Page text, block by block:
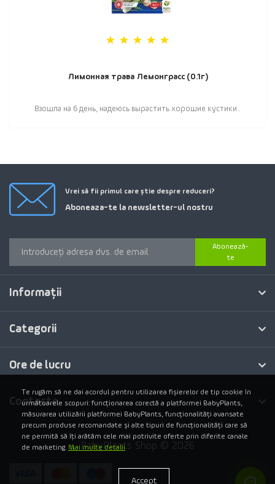
Лимонная трава Лемонграсс (0.1г)
Взошла на 6 день, надеюсь вырастить хорошие кустики..
Vrei să fii primul care știe despre reduceri?
Aboneaza-te la newsletter-ul nostru
Abonează-
te
Informaţii
Categorii
Ore de lucru
Contacte
BabyPlants Shop © 2026
Te rugăm să ne dai acordul pentru utilizarea fișierelor de tip cookie în
următoarele scopuri: funcționarea corectă a platformei BabyPlants,
măsurarea utilizării platformei BabyPlants, funcționalități avansate
precum produse recomandate și alte tipuri de funcționalități care să
ne permită să îți arătăm cele mai potrivite oferte prin diferite canale
de marketing. Mai multe detalii
Accept